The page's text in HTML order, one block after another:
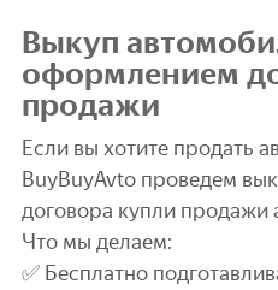
Выкуп
оформлением
продажи
Если вы хотите продать
BuyBuyAvto проведем
договора купли продажи
Что мы делаем:
✅ Бесплатно